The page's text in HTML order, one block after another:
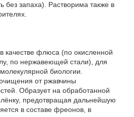
без запаха). Растворима также в
качестве флюса (по окисленной
по нержавеющей стали), для
биологии.
от ржавчины
Образует на обработанной
предотвращая дальнейшую
в составе фреонов, в